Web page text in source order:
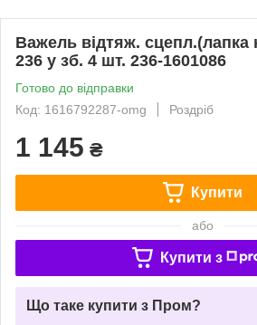
Важель відтяж.
236 у зб. 4 шт. 236-1601086
Готово до відправки
Код: 1616792287-omg
Роздріб
1 145 ₴
Купити
або
Купити з
Що таке купити з Пром?